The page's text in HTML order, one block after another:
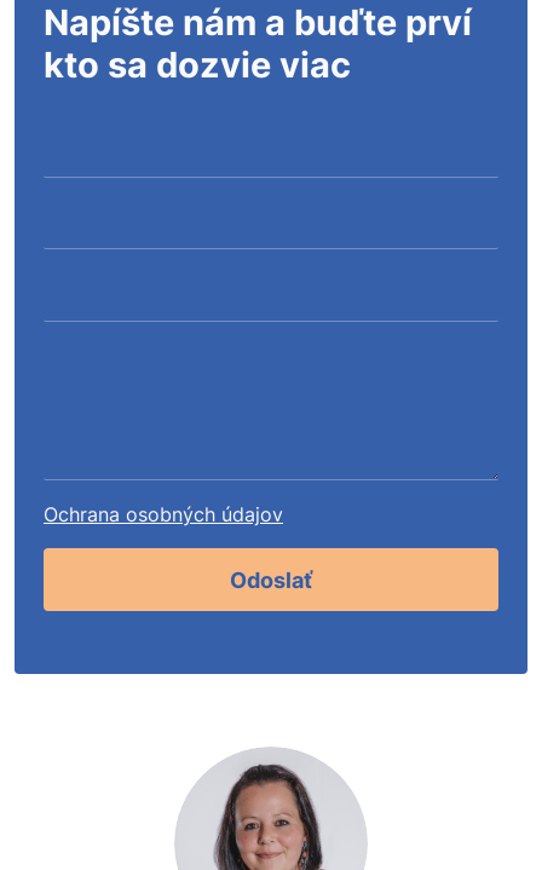
Napíšte nám a buďte prví
kto sa dozvie viac
Ochrana osobných údajov
Odoslať